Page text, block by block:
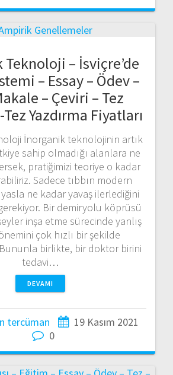
– İsviçre’de
– Essay – Ödev –
– Çeviri – Tez
Tez Yazdırma Fiyatları
İnorganik teknolojinin artık
sahip olmadığı alanlara ne
pratiğimizi teoriye o kadar
Sadece tıbbın modern
ne kadar yavaş ilerlediğini
Bir demiryolu köprüsü
inşa etme sürecinde yanlış
çok hızlı bir şekilde
birlikte, bir doktor birini
tedavi…
DEVAMI
tercüman
19 Kasım 2021
0